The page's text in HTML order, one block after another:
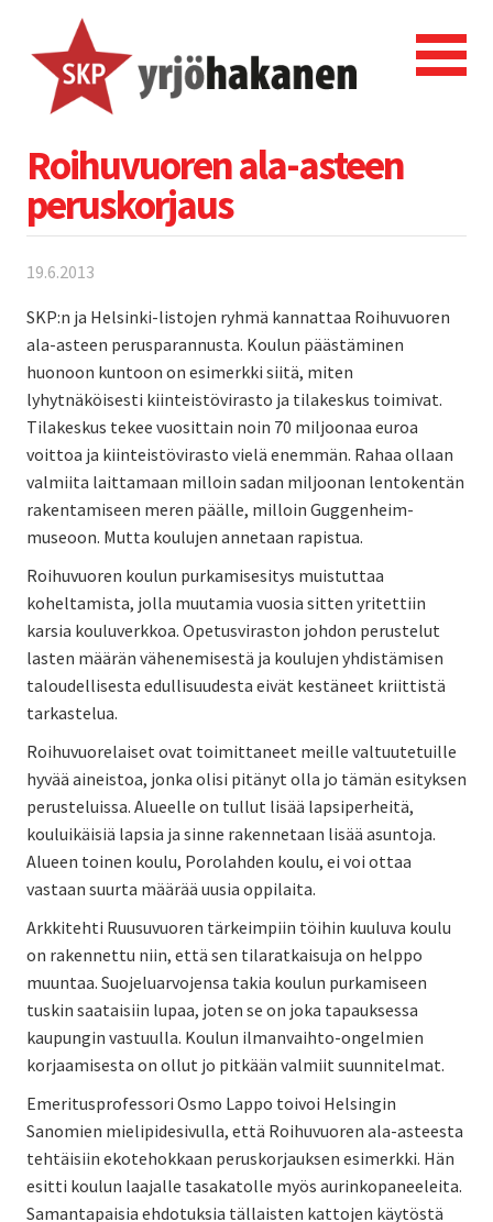
Roihuvuoren ala-asteen
peruskorjaus
19.6.2013
SKP:n ja Helsinki-listojen ryhmä kannattaa Roihuvuoren
ala-asteen perusparannusta. Koulun päästäminen
huonoon kuntoon on esimerkki siitä, miten
lyhytnäköisesti kiinteistövirasto ja tilakeskus toimivat.
Tilakeskus tekee vuosittain noin 70 miljoonaa euroa
voittoa ja kiinteistövirasto vielä enemmän. Rahaa ollaan
valmiita laittamaan milloin sadan miljoonan lentokentän
rakentamiseen meren päälle, milloin Guggenheim-
museoon. Mutta koulujen annetaan rapistua.
Roihuvuoren koulun purkamisesitys muistuttaa
koheltamista, jolla muutamia vuosia sitten yritettiin
karsia kouluverkkoa. Opetusviraston johdon perustelut
lasten määrän vähenemisestä ja koulujen yhdistämisen
taloudellisesta edullisuudesta eivät kestäneet kriittistä
tarkastelua.
Roihuvuorelaiset ovat toimittaneet meille valtuutetuille
hyvää aineistoa, jonka olisi pitänyt olla jo tämän esityksen
perusteluissa. Alueelle on tullut lisää lapsiperheitä,
kouluikäisiä lapsia ja sinne rakennetaan lisää asuntoja.
Alueen toinen koulu, Porolahden koulu, ei voi ottaa
vastaan suurta määrää uusia oppilaita.
Arkkitehti Ruusuvuoren tärkeimpiin töihin kuuluva koulu
on rakennettu niin, että sen tilaratkaisuja on helppo
muuntaa. Suojeluarvojensa takia koulun purkamiseen
tuskin saataisiin lupaa, joten se on joka tapauksessa
kaupungin vastuulla. Koulun ilmanvaihto-ongelmien
korjaamisesta on ollut jo pitkään valmiit suunnitelmat.
Emeritusprofessori Osmo Lappo toivoi Helsingin
Sanomien mielipidesivulla, että Roihuvuoren ala-asteesta
tehtäisiin ekotehokkaan peruskorjauksen esimerkki. Hän
esitti koulun laajalle tasakatolle myös aurinkopaneeleita.
Samantapaisia ehdotuksia tällaisten kattojen käytöstä